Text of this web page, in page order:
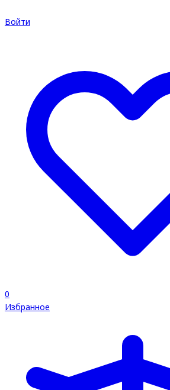
Войти
0
Избранное